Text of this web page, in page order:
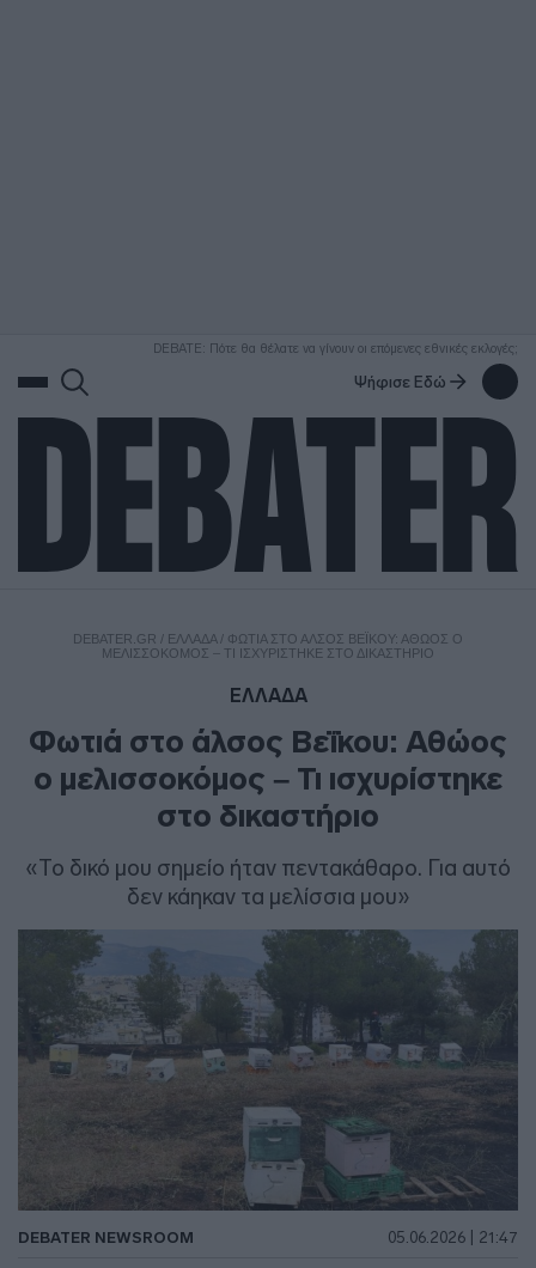
DEBATE: Πότε θα θέλατε να γίνουν οι επόμενες εθνικές εκλογές;
Ψήφισε Εδώ
DEBATER.GR / ΕΛΛΑΔΑ/ ΦΩΤΙΆ ΣΤΟ ΆΛΣΟΣ ΒΕΪ́ΚΟΥ: ΑΘΏΟΣ Ο
ΜΕΛΙΣΣΟΚΌΜΟΣ – ΤΙ ΙΣΧΥΡΊΣΤΗΚΕ ΣΤΟ ΔΙΚΑΣΤΉΡΙΟ
ΕΛΛΑΔΑ
Φωτιά στο άλσος Βεΐκου: Αθώος
ο μελισσοκόμος – Τι ισχυρίστηκε
στο δικαστήριο
«Το δικό μου σημείο ήταν πεντακάθαρο. Για αυτό
δεν κάηκαν τα μελίσσια μου»
DEBATER NEWSROOM 05.06.2026 | 21:47